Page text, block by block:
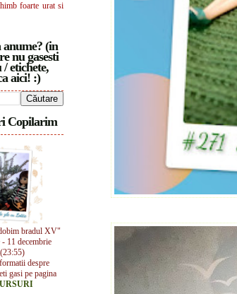
foarte urat si
anume? (in
nu gasesti
etichete,
aici! :)
Copilarim
bradul XV"
11 decembrie
despre
gasi pe pagina